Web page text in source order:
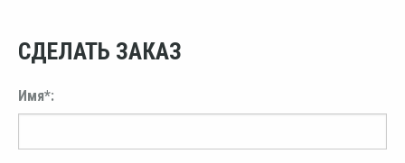
СДЕЛАТЬ ЗАКАЗ
Имя*: